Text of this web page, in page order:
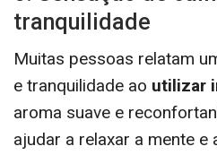
tranquilidade
Muitas pessoas relatam
e tranquilidade ao utilizar
aroma suave e
ajudar a relaxar a mente e